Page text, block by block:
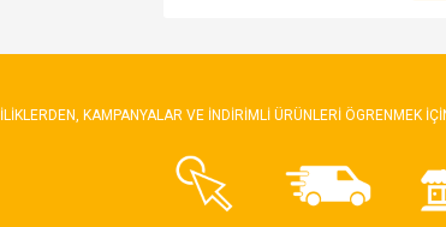
KAMPANYALAR VE INDIRIMLI ÜRÜNLERI ÖGRENMEK